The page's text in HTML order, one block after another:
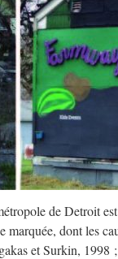
de Detroit est
marquée, dont les
et Surkin, 1998 ;